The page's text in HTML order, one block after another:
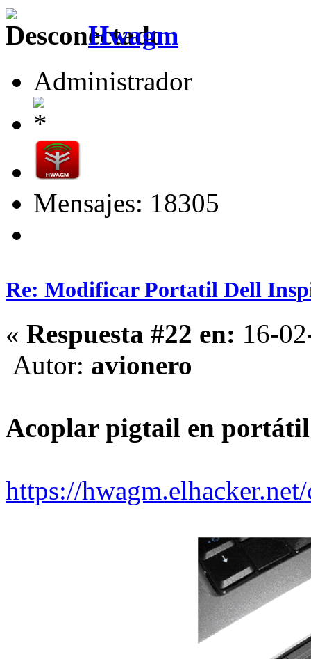
Hwagm
Administrador
Mensajes: 18305
Re: Modificar Portatil Dell
« Respuesta #22 en: 16-
Autor: avionero
Acoplar pigtail en
https://